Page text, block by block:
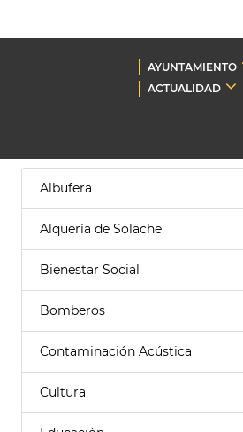
AYUNTAMIENTO
ACTUALIDAD
Albufera
Alquería de Solache
Bienestar Social
Bomberos
Contaminación Acústica
Cultura